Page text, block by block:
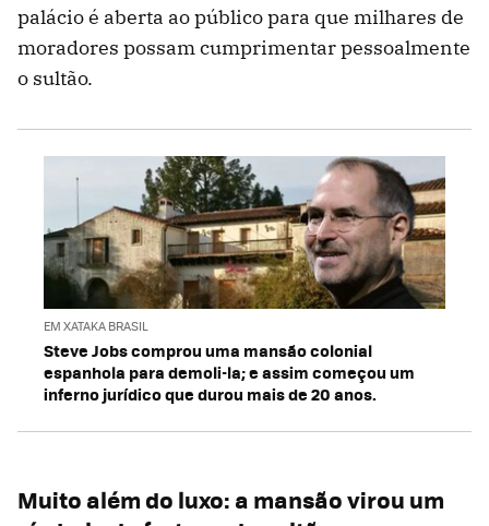
palácio é aberta ao público para que milhares de
moradores possam cumprimentar pessoalmente
o sultão.
EM XATAKA BRASIL
Steve Jobs comprou uma mansão colonial
espanhola para demoli-la; e assim começou um
inferno jurídico que durou mais de 20 anos.
Muito além do luxo: a mansão virou um